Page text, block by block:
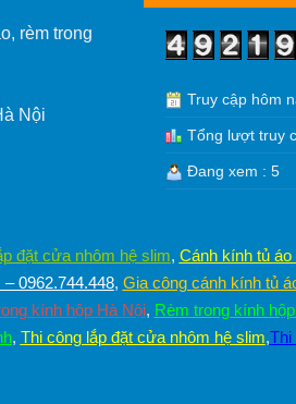
rèm trong
Nội
Truy cập hôm
Tổng lượt truy
Đang xem : 5
đặt cửa nhôm hệ slim, Cánh kính tủ áo
0962.744.448, Gia công cánh kính tủ
kính hộp Hà Nội, Rèm trong kính
, Thi công lắp đặt cửa nhôm hệ slim,Thi